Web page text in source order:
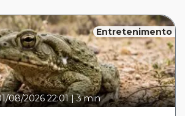
Entretenimento
08/2026 22:01|3 min